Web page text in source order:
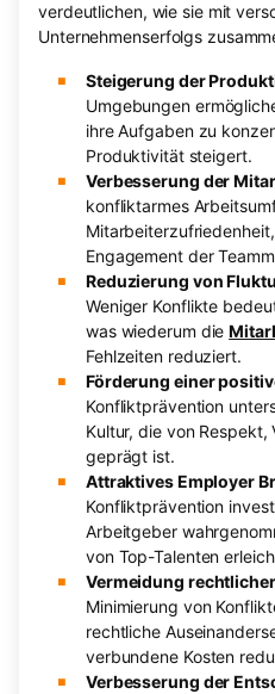
verdeutlichen, wie sie mit
Unternehmenserfolgs
Steigerung der
Umgebungen
ihre Aufgaben zu
Produktivität steigert.
Verbesserung der
konfliktarmes
Engagement der
Reduzierung von
Weniger Konflikte
was wiederum die
Fehlzeiten reduziert.
Förderung einer
Konfliktprävention
Kultur, die von Respekt,
geprägt ist.
Attraktives Employer
Konfliktprävention
Arbeitgeber
von Top-Talenten
Vermeidung
Minimierung von
rechtliche
verbundene Kosten
Verbesserung der